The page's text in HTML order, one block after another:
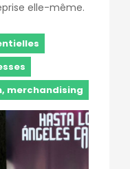
elle-même.
merchandising